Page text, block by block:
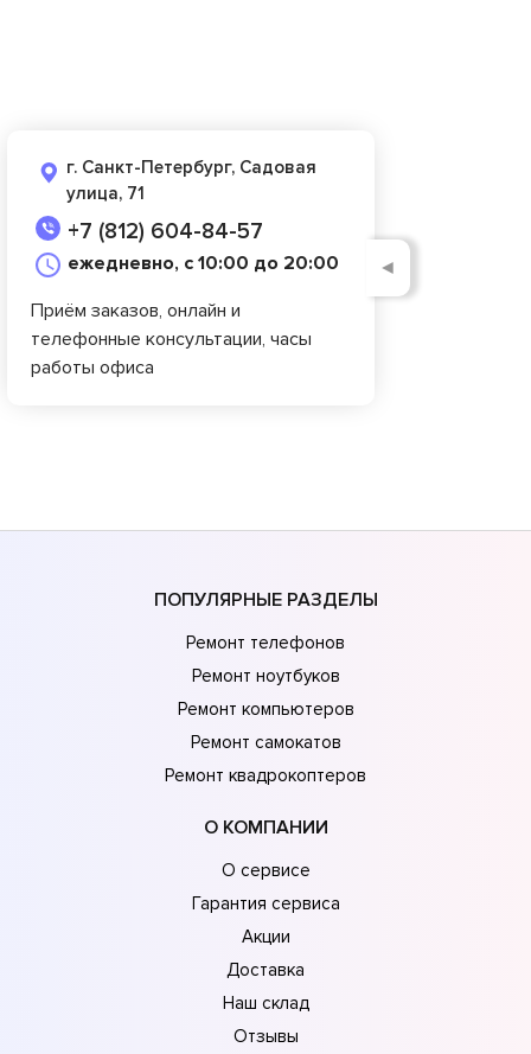
г. Санкт-Петербург, Садовая
улица, 71
+7 (812) 604-84-57
ежедневно, с 10:00 до 20:00
Приём заказов, онлайн и
телефонные консультации, часы
работы офиса
◄
ПОПУЛЯРНЫЕ РАЗДЕЛЫ
Ремонт телефонов
Ремонт ноутбуков
Ремонт компьютеров
Ремонт самокатов
Ремонт квадрокоптеров
О КОМПАНИИ
О сервисе
Гарантия сервиса
Акции
Доставка
Наш склад
Отзывы